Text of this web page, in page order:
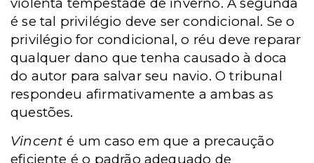
é se tal privilégio deve ser condicional. Se o
privilégio for condicional, o réu deve reparar
qualquer dano que tenha causado à doca
do autor para salvar seu navio. O tribunal
respondeu afirmativamente a ambas as
questões.
Vincent é um caso em que a precaução
eficiente é o padrão adequado de